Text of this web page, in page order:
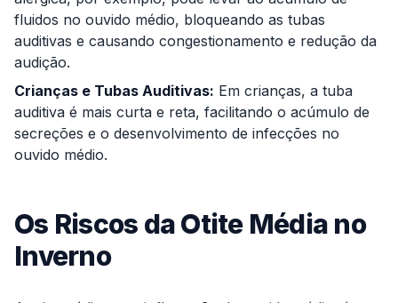
fluidos no ouvido médio, bloqueando as tubas
auditivas e causando congestionamento e redução da
audição.
Crianças e Tubas Auditivas: Em crianças, a tuba
auditiva é mais curta e reta, facilitando o acúmulo de
secreções e o desenvolvimento de infecções no
ouvido médio.
Os Riscos da Otite Média no
Inverno